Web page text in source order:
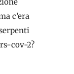
c’era
cov-2?